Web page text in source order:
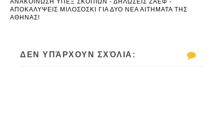
ΑΝΑΚΟΙΝΩΣΗ ΥΠΕΞ ΣΚΟΠΙΩΝ - ΔΗΛΩΣΕΙΣ ΖΑΕΦ -
ΑΠΟΚΑΛΥΨΕΙΣ ΜΙΛΟΣΟΣΚΙ ΓΙΑ ΔΥΟ ΝΕΑ ΑΙΤΗΜΑΤΑ ΤΗΣ
ΑΘΗΝΑΣ!
ΔΕΝ ΥΠΆΡΧΟΥΝ ΣΧΌΛΙΑ: